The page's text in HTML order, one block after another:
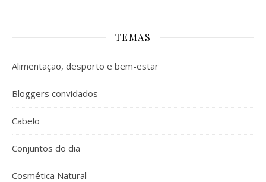
TEMAS
Alimentação, desporto e bem-estar
Bloggers convidados
Cabelo
Conjuntos do dia
Cosmética Natural